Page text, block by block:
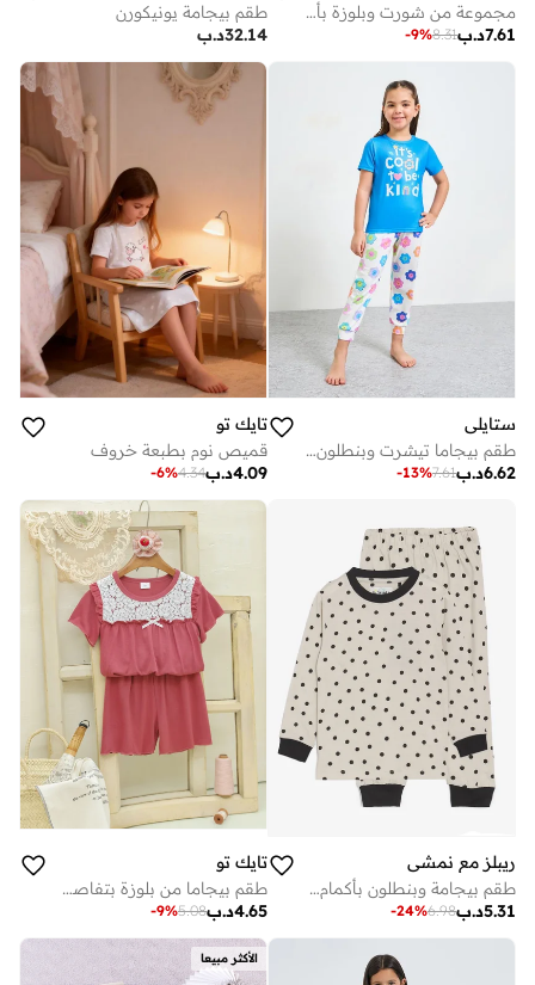
مجموعة من شورت وبلوزة بأزرار أمامية وطبعة كرز للبنات
د.ب7.61
8.31
-9%
طقم بيجامة يونيكورن
د.ب32.14
ستايلي
طقم بيجاما تيشرت وبنطلون بطبعة أقحوان للبنات
د.ب6.62
7.61
-13%
تايك تو
قميص نوم بطبعة خروف
د.ب4.09
4.34
-6%
ريبلز مع نمشي
طقم بيجامة وبنطلون بأكمام طويلة مطبوع للبنات
د.ب5.31
6.98
-24%
تايك تو
طقم بيجاما من بلوزة بتفاصيل دانتيل وشورت للبنات
د.ب4.65
5.08
-9%
الأكثر مبيعا